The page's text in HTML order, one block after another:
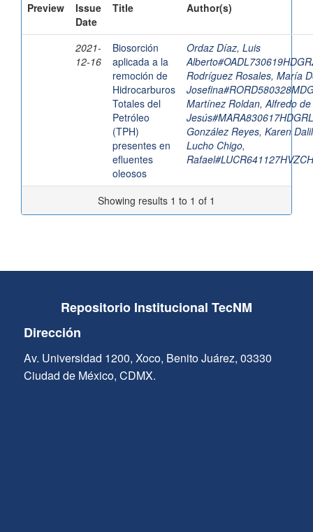
Preview
Issue
Date
Title Author(s)
2021-
12-16
Biosorción
aplicada a la
remoción de
Hidrocarburos
Totales del
Petróleo
(TPH)
presentes en
efluentes
oleosos
Ordaz Díaz, Luis
Rodríguez Rosales, María
Martínez Roldan, Alfredo de
González Reyes, Karen
Lucho Chigo,
Showing results 1 to 1 of 1
Repositorio Institucional TecNM
Dirección
Av. Universidad 1200, Xoco, Benito Juárez, 03330
Ciudad de México, CDMX.